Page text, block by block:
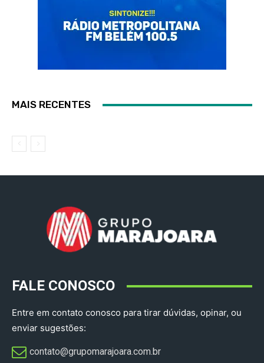
MAIS RECENTES
FALE CONOSCO
Entre em contato conosco para tirar dúvidas, opinar, ou
enviar sugestões:
contato@grupomarajoara.com.br